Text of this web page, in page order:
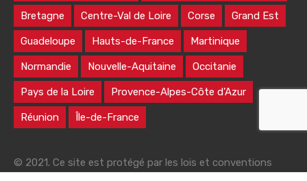
Bretagne Centre-Val de Loire Corse Grand Est
Guadeloupe Hauts-de-France Martinique
Normandie Nouvelle-Aquitaine Occitanie
Pays de la Loire Provence-Alpes-Côte d’Azur
Réunion Île-de-France
© 2021. Ce site est protégé par les lois et conventions